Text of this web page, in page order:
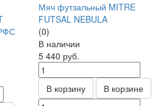
Мяч футзальный MITRE
FUTSAL NEBULA
(0)
В наличии
5 440 руб.
В корзину В корзине